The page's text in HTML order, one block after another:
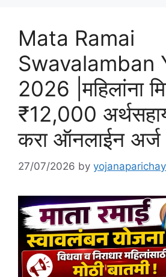
Mata Ramai
Swavalamban
2026 |महिलांना
₹12,000
करा ऑनलाईन अर्ज
27/07/2026 by